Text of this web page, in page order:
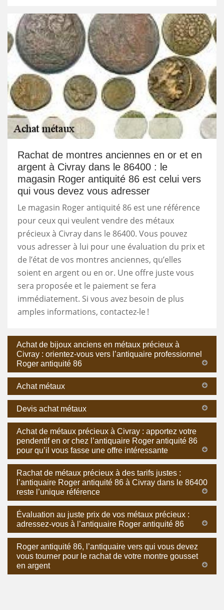
Rachat de montres anciennes en or et en
argent à Civray dans le 86400 : le
magasin Roger antiquité 86 est celui vers
qui vous devez vous adresser
Le magasin Roger antiquité 86 est une référence
pour ceux qui veulent vendre des métaux
précieux à Civray dans le 86400. Vous pouvez
vous adresser à lui pour une évaluation du prix et
de l’état de vos montres anciennes, qu’elles
soient en argent ou en or. Une offre juste vous
sera proposée et le paiement se fera
immédiatement. Si vous avez besoin de plus
amples informations, contactez-le !
Achat de bijoux anciens en métaux précieux à
Civray : orientez-vous vers l’antiquaire professionnel
Roger antiquité 86
Achat métaux
Devis achat métaux
Achat de métaux précieux à Civray : apportez votre
pendentif en or chez l’antiquaire Roger antiquité 86
pour qu’il vous fasse une offre intéressante
Rachat de métaux précieux à des tarifs justes :
l’antiquaire Roger antiquité 86 à Civray dans le 86400
reste l’unique référence
Évaluation au juste prix de vos métaux précieux :
adressez-vous à l’antiquaire Roger antiquité 86
Roger antiquité 86, l’antiquaire vers qui vous devez
vous tourner pour le rachat de votre montre gousset
en argent